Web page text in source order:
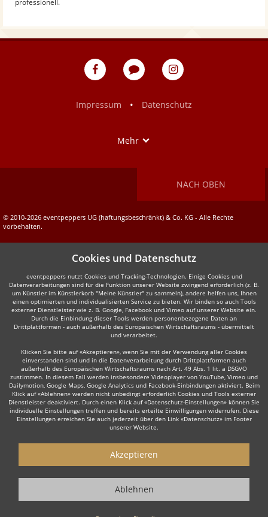
professionell.
eventpeppers
Blog
eventpeppers
Impressum
• Datenschutz
Mehr
NACH OBEN
© 2010-2026 eventpeppers UG (haftungsbeschränkt) & Co. KG - Alle Rechte
vorbehalten.
Cookies und Datenschutz
eventpeppers nutzt Cookies und Tracking-Technologien. Einige Cookies und
Datenverarbeitungen sind für die Funktion unserer Website zwingend erforderlich (z. B.
um Künstler im Künstlerkorb "Meine Künstler" zu sammeln), andere helfen uns, Ihnen
einen optimierten und individualisierten Service zu bieten. Wir binden so auch Tools
externer Dienstleister wie z. B. Google, Facebook und Vimeo auf unserer Website ein.
Durch die Einbindung dieser Tools werden personenbezogene Daten an
Drittplattformen - auch außerhalb des Europäischen Wirtschaftsraums - übermittelt
und verarbeitet.
Klicken Sie bitte auf «Akzeptieren», wenn Sie mit der Verwendung aller Cookies
einverstanden sind und in die Datenverarbeitung durch Drittplattformen auch
außerhalb des Europäischen Wirtschaftsraums nach Art. 49 Abs. 1 lit. a DSGVO
zustimmen. In diesem Fall werden insbesondere Videoplayer von YouTube, Vimeo und
Dailymotion, Google Maps, Google Analytics und Facebook-Einbindungen aktiviert. Beim
Klick auf «Ablehnen» werden nicht unbedingt erforderlich Cookies und Tools externer
Dienstleister deaktiviert. Durch einen Klick auf «Datenschutz-Einstellungen» können Sie
individuelle Einstellungen treffen und bereits erteilte Einwilligungen widerrufen. Diese
Einstellungen erreichen Sie auch jederzeit über den Link «Datenschutz» im Footer
unserer Website.
Akzeptieren
Ablehnen